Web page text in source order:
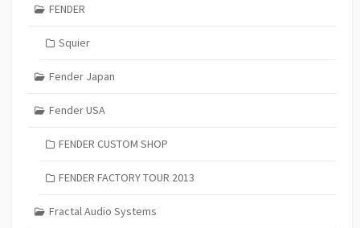
FENDER
Squier
Fender Japan
Fender USA
FENDER CUSTOM SHOP
FENDER FACTORY TOUR 2013
Fractal Audio Systems